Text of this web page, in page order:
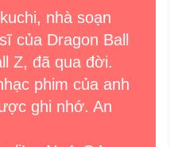
nhà soạn
của Dragon Ball
Z, đã qua đời.
phim của anh
ghi nhớ. An